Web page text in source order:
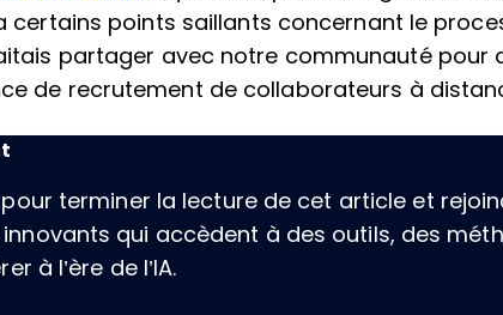
certains points saillants concernant le
partager avec notre communauté pour
de recrutement de collaborateurs à
terminer la lecture de cet article et
qui accèdent à des outils, des
à l’ère de l’IA.